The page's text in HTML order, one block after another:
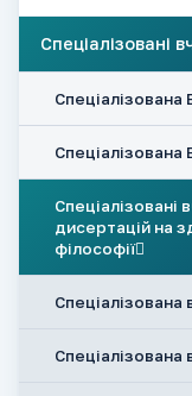
Спеціалізовані
Спеціалізовані
дисертацій на
філософії